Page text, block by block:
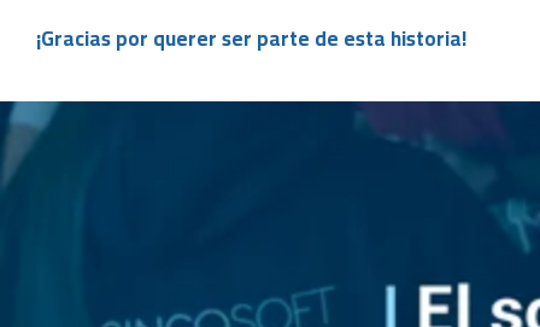
¡Gracias por querer ser parte de esta historia!